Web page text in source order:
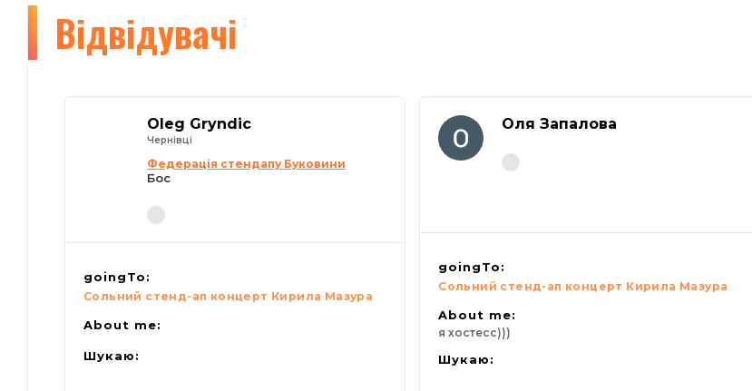
Відвідувачі
Oleg Gryndic
Чернівці
Федерація стендапу Буковини
Бос
goingTo:
Сольний стенд-ап концерт Кирила Мазура
About me:
Шукаю:
Оля Запалова
goingTo:
Сольний стенд-ап концерт Кирила Мазура
About me:
я хостесс)))
Шукаю: